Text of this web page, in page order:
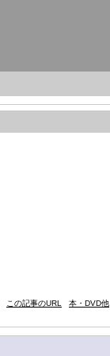
この記事のURL 本・DVD他